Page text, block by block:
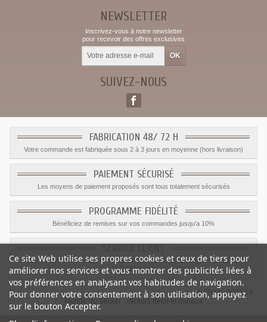
NEWSLETTER
Inscrivez-vous à notre newsletter
pour recevoir des offres exclusives
SUIVEZ-NOUS
FABRICATION 48/ 72 H
Votre commande est fabriquée sous 2 à 3 jours en moyenne (hors livraison)
PAIEMENT SÉCURISÉ
Les moyens de paiement proposés sont tous totalement sécurisés
PROGRAMME FIDÉLITÉ
Bénéficiez de remises sur vos commandes jusqu'a 10%
Le service client est a votre disposition du lundi au vendredi de 8h à 17h
09.82.28.47.69.
© 2012 - 2026 Le
Monde du Sticker :
stickers déco et muraux
Ce site Web utilise ses propres cookies et ceux de tiers pour
améliorer nos services et vous montrer des publicités liées à
vos préférences en analysant vos habitudes de navigation.
Pour donner votre consentement à son utilisation, appuyez
sur le bouton Accepter.